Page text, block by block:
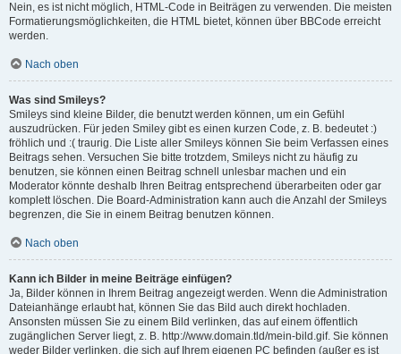
Nein, es ist nicht möglich, HTML-Code in Beiträgen zu verwenden. Die meisten
Formatierungsmöglichkeiten, die HTML bietet, können über BBCode erreicht
werden.
Nach oben
Was sind Smileys?
Smileys sind kleine Bilder, die benutzt werden können, um ein Gefühl
auszudrücken. Für jeden Smiley gibt es einen kurzen Code, z. B. bedeutet :)
fröhlich und :( traurig. Die Liste aller Smileys können Sie beim Verfassen eines
Beitrags sehen. Versuchen Sie bitte trotzdem, Smileys nicht zu häufig zu
benutzen, sie können einen Beitrag schnell unlesbar machen und ein
Moderator könnte deshalb Ihren Beitrag entsprechend überarbeiten oder gar
komplett löschen. Die Board-Administration kann auch die Anzahl der Smileys
begrenzen, die Sie in einem Beitrag benutzen können.
Nach oben
Kann ich Bilder in meine Beiträge einfügen?
Ja, Bilder können in Ihrem Beitrag angezeigt werden. Wenn die Administration
Dateianhänge erlaubt hat, können Sie das Bild auch direkt hochladen.
Ansonsten müssen Sie zu einem Bild verlinken, das auf einem öffentlich
zugänglichen Server liegt, z. B. http://www.domain.tld/mein-bild.gif. Sie können
weder Bilder verlinken, die sich auf Ihrem eigenen PC befinden (außer es ist